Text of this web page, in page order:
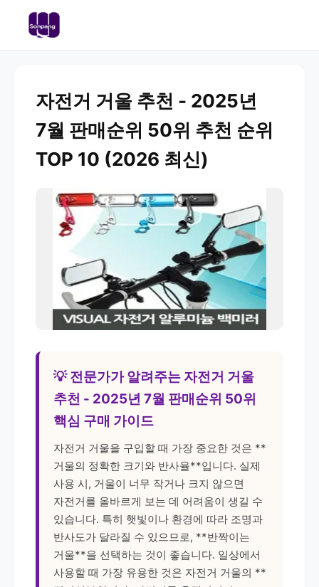
자전거 거울 추천 - 2025년
7월 판매순위 50위 추천 순위
TOP 10 (2026 최신)
💡 전문가가 알려주는 자전거 거울
추천 - 2025년 7월 판매순위 50위
핵심 구매 가이드
자전거 거울을 구입할 때 가장 중요한 것은 **
거울의 정확한 크기와 반사율**입니다. 실제
사용 시, 거울이 너무 작거나 크지 않으면
자전거를 올바르게 보는 데 어려움이 생길 수
있습니다. 특히 햇빛이나 환경에 따라 조명과
반사도가 달라질 수 있으므로, **반짝이는
거울**을 선택하는 것이 좋습니다. 일상에서
사용할 때 가장 유용한 것은 자전거 거울의 **